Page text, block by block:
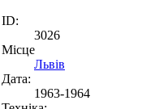
ID:
3026
Місце
Львів
Дата:
1963-1964